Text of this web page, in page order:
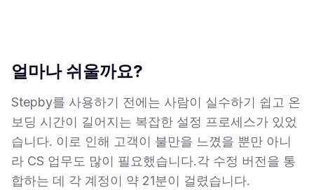
얼마나 쉬울까요?
Stepby를 사용하기 전에는 사람이 실수하기 쉽고 온
보딩 시간이 길어지는 복잡한 설정 프로세스가 있었
습니다. 이로 인해 고객이 불만을 느꼈을 뿐만 아니
라 CS 업무도 많이 필요했습니다.각 수정 버전을 통
합하는 데 각 계정이 약 21분이 걸렸습니다.